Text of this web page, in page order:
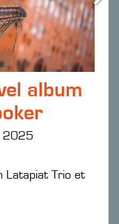
album
2025
Latapiat Trio et